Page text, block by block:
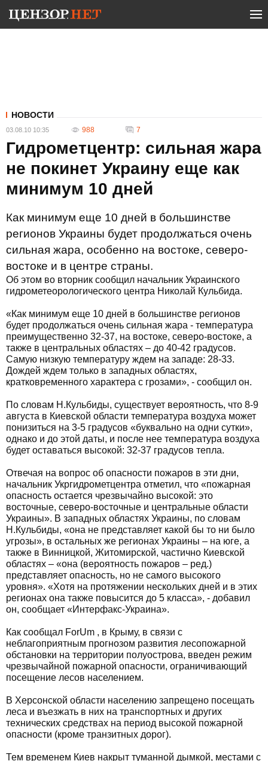
НОВОСТИ
03.08.10 10:35 988 7
Гидрометцентр: сильная жара
не покинет Украину еще как
минимум 10 дней
Как минимум еще 10 дней в большинстве
регионов Украины будет продолжаться очень
сильная жара, особенно на востоке, северо-
востоке и в центре страны.
Об этом во вторник сообщил начальник Украинского
гидрометеорологического центра Николай Кульбида.
«Как минимум еще 10 дней в большинстве регионов
будет продолжаться очень сильная жара - температура
преимущественно 32-37, на востоке, северо-востоке, а
также в центральных областях – до 40-42 градусов.
Самую низкую температуру ждем на западе: 28-33.
Дождей ждем только в западных областях,
кратковременного характера с грозами», - сообщил он.
По словам Н.Кульбиды, существует вероятность, что 8-9
августа в Киевской области температура воздуха может
понизиться на 3-5 градусов «буквально на одни сутки»,
однако и до этой даты, и после нее температура воздуха
будет оставаться высокой: 32-37 градусов тепла.
Отвечая на вопрос об опасности пожаров в эти дни,
начальник Укргидрометцентра отметил, что «пожарная
опасность остается чрезвычайно высокой: это
восточные, северо-восточные и центральные области
Украины». В западных областях Украины, по словам
Н.Кульбиды, «она не представляет какой бы то ни было
угрозы», в остальных же регионах Украины – на юге, а
также в Винницкой, Житомирской, частично Киевской
областях – «она (вероятность пожаров – ред.)
представляет опасность, но не самого высокого
уровня». «Хотя на протяжении нескольких дней и в этих
регионах она также повысится до 5 класса», - добавил
он, сообщает «Интерфакс-Украина».
Как сообщал ForUm , в Крыму, в связи с
неблагоприятным прогнозом развития лесопожарной
обстановки на территории полуострова, введен режим
чрезвычайной пожарной опасности, ограничивающий
посещение лесов населением.
В Херсонской области населению запрещено посещать
леса и въезжать в них на транспортных и других
технических средствах на период высокой пожарной
опасности (кроме транзитных дорог).
Тем временем Киев накрыт туманной дымкой, местами с